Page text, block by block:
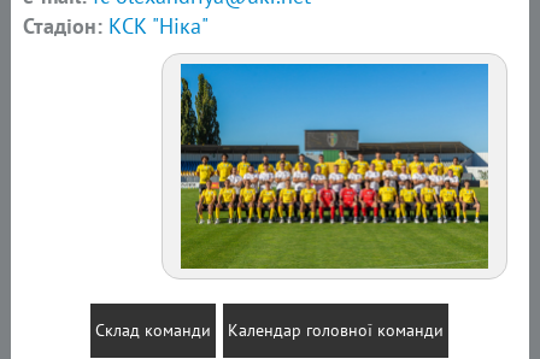
Стадіон: КСК "Ніка"
Склад команди Календар головної команди